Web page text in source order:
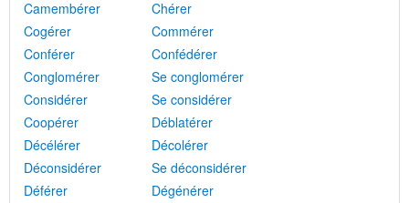
Camembérer
Chérer
Cogérer
Commérer
Conférer
Confédérer
Conglomérer
Se conglomérer
Considérer
Se considérer
Coopérer
Déblatérer
Décélérer
Décolérer
Déconsidérer
Se déconsidérer
Déférer
Dégénérer